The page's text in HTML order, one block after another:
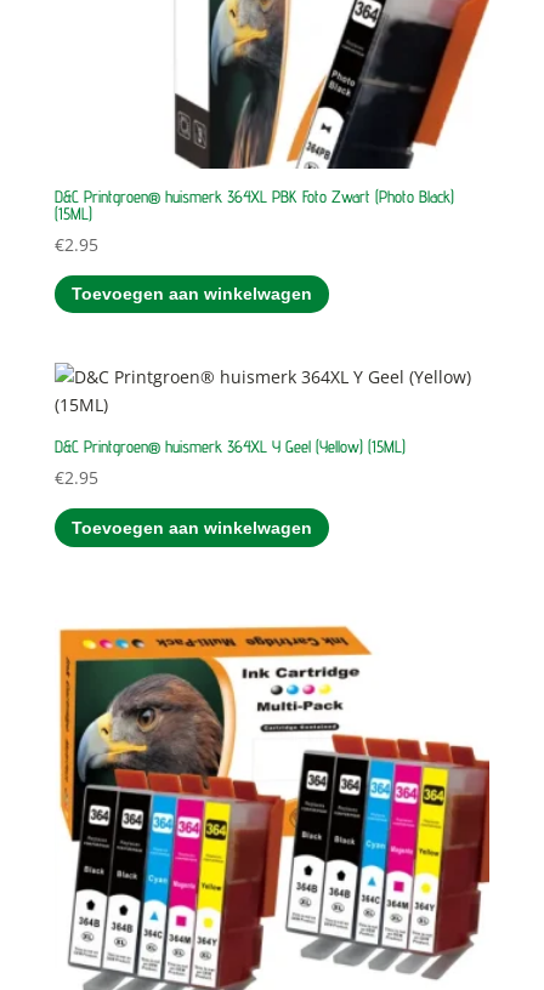
D&C Printgroen® huismerk 364XL PBK Foto Zwart (Photo Black)
(15ML)
€2.95
Toevoegen aan winkelwagen
D&C Printgroen® huismerk 364XL Y Geel (Yellow) (15ML)
€2.95
Toevoegen aan winkelwagen